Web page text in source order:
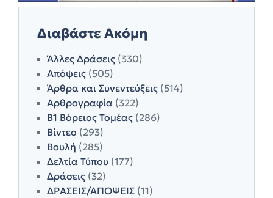
Διαβάστε Ακόμη
Άλλες Δράσεις (330)
Απόψεις (505)
Άρθρα και Συνεντεύξεις (514)
Αρθρογραφία (322)
Β1 Βόρειος Τομέας (286)
Βίντεο (293)
Βουλή (285)
Δελτία Τύπου (177)
Δράσεις (32)
ΔΡΑΣΕΙΣ/ΑΠΟΨΕΙΣ (11)